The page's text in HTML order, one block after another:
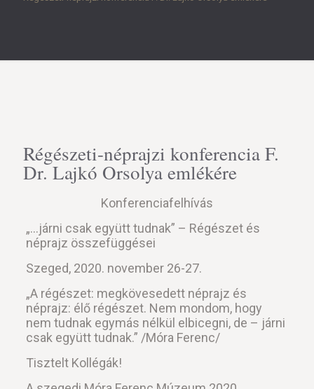
Régészeti-néprajzi konferencia F.
Dr. Lajkó Orsolya emlékére
Konferenciafelhívás
„…járni csak együtt tudnak” – Régészet és
néprajz összefüggései
Szeged, 2020. november 26-27.
„A régészet: megkövesedett néprajz és
néprajz: élő régészet. Nem mondom, hogy
nem tudnak egymás nélkül elbicegni, de – járni
csak együtt tudnak.” /Móra Ferenc/
Tisztelt Kollégák!